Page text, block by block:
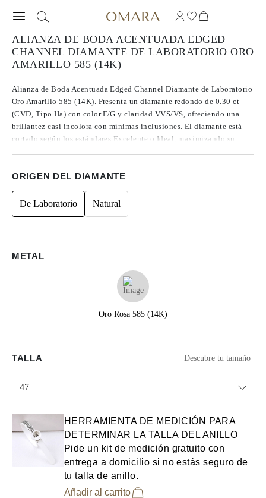
ALIANZA DE BODA ACENTUADA EDGED
CHANNEL DIAMANTE DE LABORATORIO ORO
AMARILLO 585 (14K)
Alianza de Boda Acentuada Edged Channel Diamante de Laboratorio
Oro Amarillo 585 (14K). Presenta un diamante redondo de 0.30 ct
(CVD, Tipo IIa) con color F/G y claridad VVS/VS, ofreciendo una
brillantez casi incolora con mínimas inclusiones. El diamante está
cortado según los estándares Excelente o Ideal, maximizando su
diseño es elegante y equilibrado, con proporciones ideales que
resaltan la forma redonda del diamante para un look clásico y
elegante.
ORIGEN DEL DIAMANTE
De Laboratorio Natural
METAL
Oro Rosa 585 (14K)
TALLA Descubre tu tamaño
47
HERRAMIENTA DE MEDICIÓN PARA
DETERMINAR LA TALLA DEL ANILLO
Pide un kit de medición gratuito con
entrega a domicilio si no estás seguro de
tu talla de anillo.
Añadir al carrito